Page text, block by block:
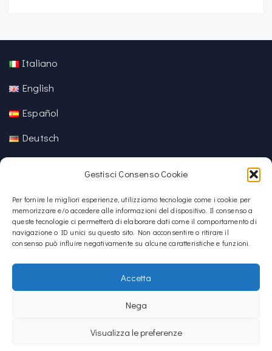
Gestisci Consenso Cookie
Per fornire le migliori esperienze, utilizziamo tecnologie come i cookie per
memorizzare e/o accedere alle informazioni del dispositivo. Il consenso a
queste tecnologie ci permetterà di elaborare dati come il comportamento di
navigazione o ID unici su questo sito. Non acconsentire o ritirare il
consenso può influire negativamente su alcune caratteristiche e funzioni.
Accetta
Nega
Visualizza le preferenze
Italiano
English
Español
Deutsch
La Sardegna verso l'Unesco